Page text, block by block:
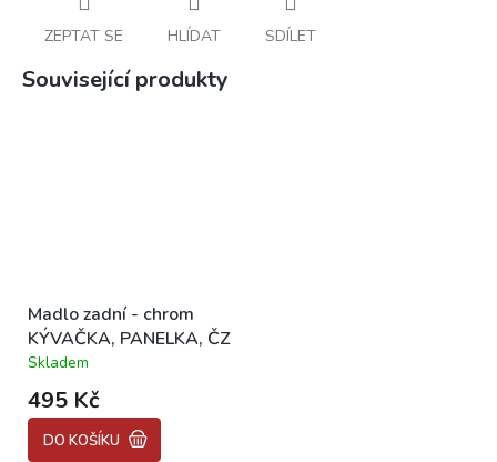
ZEPTAT SE HLÍDAT SDÍLET
Související produkty
Madlo zadní - chrom
KÝVAČKA, PANELKA, ČZ
Průměrné
hodnocení
produktu
je
4,2
Skladem
495 Kč
DO KOŠÍKU